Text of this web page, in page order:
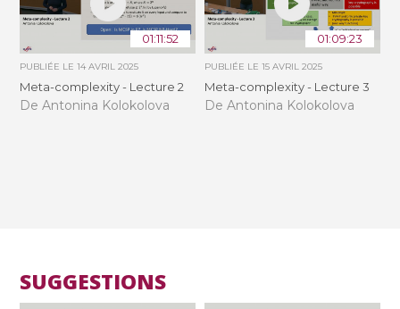
01:11:52
PUBLIÉE LE14 AVRIL 2025
Meta-complexity - Lecture 2
De Antonina Kolokolova
01:09:23
PUBLIÉE LE 15 AVRIL 2025
Meta-complexity - Lecture 3
De Antonina Kolokolova
SUGGESTIONS